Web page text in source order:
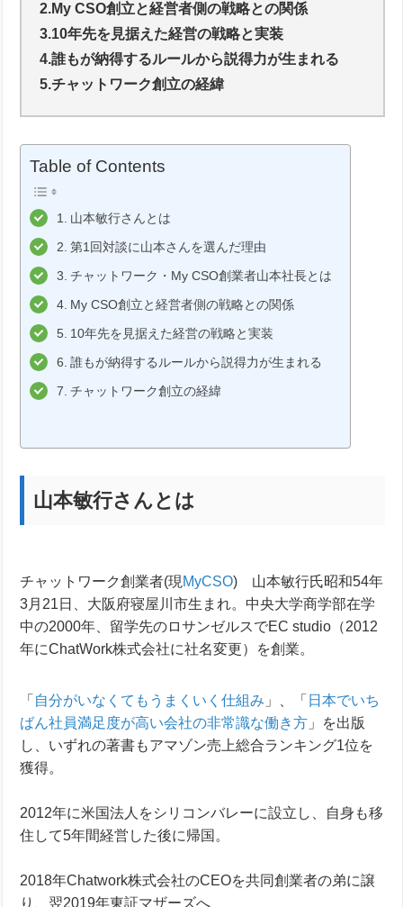
2.My CSO創立と経営者側の戦略との関係
3.10年先を見据えた経営の戦略と実装
4.誰もが納得するルールから説得力が生まれる
5.チャットワーク創立の経緯
Table of Contents
山本敏行さんとは
第1回対談に山本さんを選んだ理由
チャットワーク・My CSO創業者山本社長とは
My CSO創立と経営者側の戦略との関係
10年先を見据えた経営の戦略と実装
誰もが納得するルールから説得力が生まれる
チャットワーク創立の経緯
山本敏行さんとは
チャットワーク創業者(現 MyCSO) 山本敏行氏昭和54年
3月21日、大阪府寝屋川市生まれ。中央大学商学部在学
中の2000年、 留学先のロサンゼルスでEC studio（2012
年にChatWork株式会社に社名変更）を創業。
「 自分がいなくてもうまくいく仕組み 」、「 日本でいち
ばん社員満足度が高い会社の非常識な働き方」
を出版
し、いずれの著書もアマゾン売上総合ランキング1位を
獲得。
2012年に米国法人をシリコンバレーに設立し、自身も移
住して5年間経営した後に帰国。
2018年Chatwork株式会社のCEOを共同創業者の弟に譲
り、翌2019年東証マザーズへ